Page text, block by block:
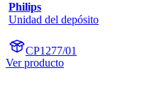
Philips
Unidad del depósito
CP1277/01
Ver producto